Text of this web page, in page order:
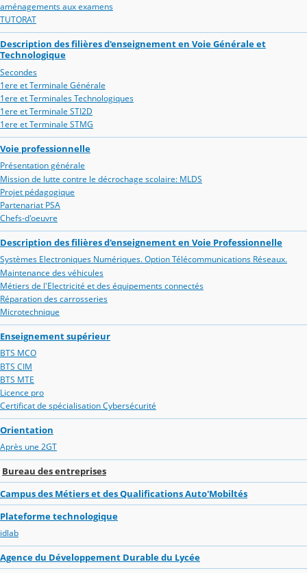
aménagements aux examens
TUTORAT
Description des filières d'enseignement en Voie Générale et
Technologique
Secondes
1ere et Terminale Générale
1ere et Terminales Technologiques
1ere et Terminale STI2D
1ere et Terminale STMG
Voie professionnelle
Présentation générale
Mission de lutte contre le décrochage scolaire: MLDS
Projet pédagogique
Partenariat PSA
Chefs-d'oeuvre
Description des filières d'enseignement en Voie Professionnelle
Systèmes Electroniques Numériques. Option Télécommunications Réseaux.
Maintenance des véhicules
Métiers de l'Electricité et des équipements connectés
Réparation des carrosseries
Microtechnique
Enseignement supérieur
BTS MCO
BTS CIM
BTS MTE
Licence pro
Certificat de spécialisation Cybersécurité
Orientation
Après une 2GT
Bureau des entreprises
Campus des Métiers et des Qualifications Auto'Mobiltés
Plateforme technologique
idlab
Agence du Développement Durable du Lycée